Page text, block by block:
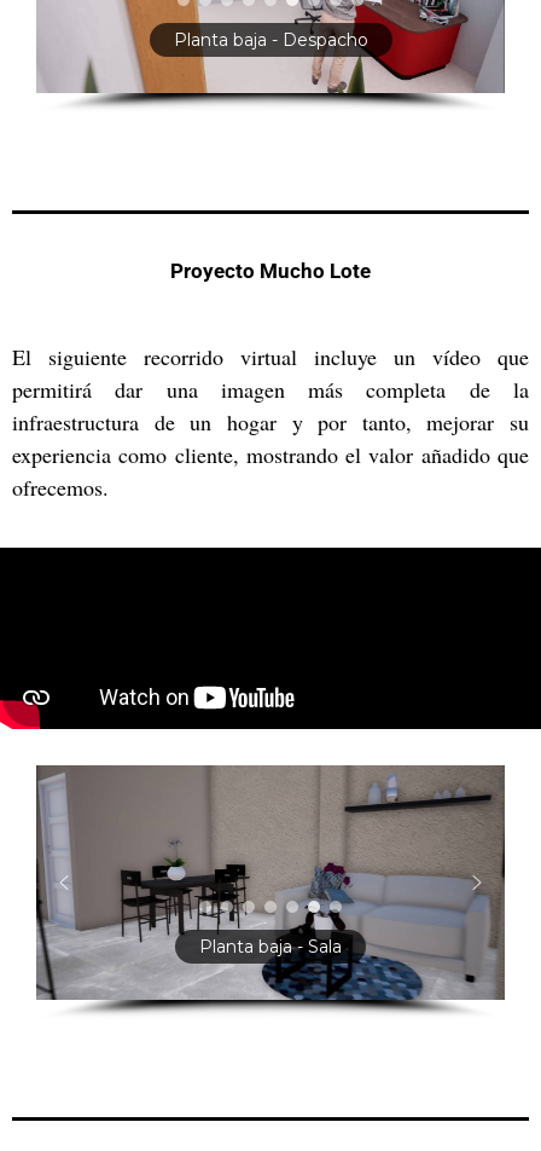
Planta baja - Despacho
Proyecto Mucho Lote
El siguiente recorrido virtual incluye un vídeo que
permitirá dar una imagen más completa de la
infraestructura de un hogar y por tanto, mejorar su
experiencia como cliente, mostrando el valor añadido que
ofrecemos.
Planta baja - Sala